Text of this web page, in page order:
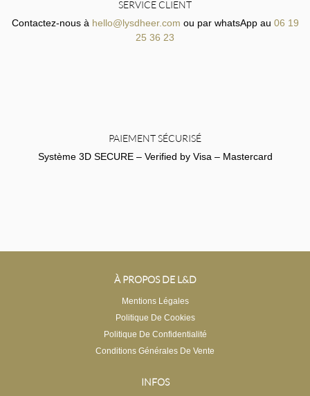
SERVICE CLIENT
Contactez-nous à hello@lysdheer.com ou par whatsApp au 06 19
25 36 23
PAIEMENT SÉCURISÉ
Système 3D SECURE – Verified by Visa – Mastercard
À PROPOS DE L&D
Mentions Légales
Politique De Cookies
Politique De Confidentialité
Conditions Générales De Vente
INFOS